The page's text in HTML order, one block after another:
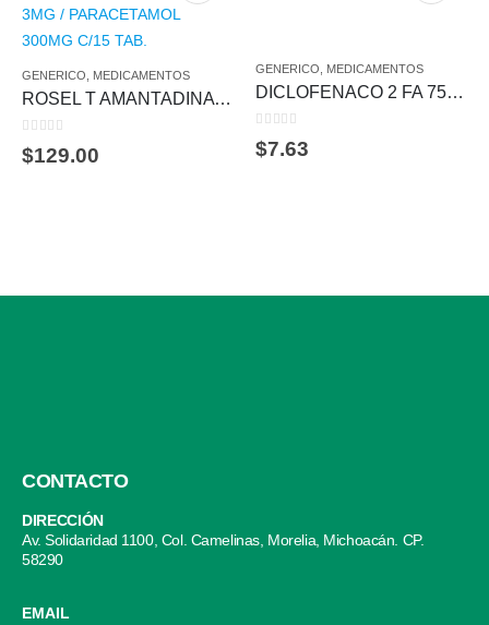
GENERICO MEDICAMENTOS
ROSEL T AMANTADINA 50MG / CLORFERAMINA 3MG / PARACETAMOL 300MG C/15 TAB.
0
$129.00
GENERICO MEDICAMENTOS
DICLOFENACO 2 FA 75MG/3 ML INY
0
$7.63
CONTACTO
DIRECCIÓN
Av. Solidaridad 1100, Col. Camelinas, Morelia, Michoacán. CP.
58290
EMAIL